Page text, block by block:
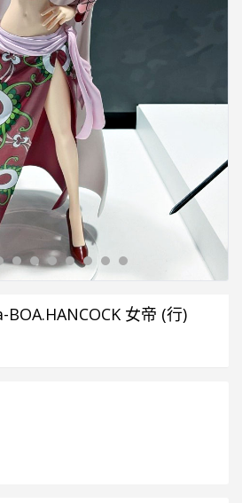
女帝 (行)